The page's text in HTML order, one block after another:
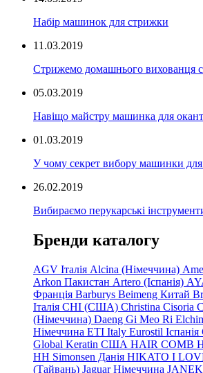
Набір машинок для стрижки
11.03.2019
Стрижемо домашнього вихованця
05.03.2019
Навіщо майстру машинка для
01.03.2019
У чому секрет вибору машинки
26.02.2019
Вибираємо перукарські
Бренди каталогу
AGV Італія Alcina (Німеччина)
Arkon Пакистан Artero (Іспанія)
Франція Barburys Beimeng Китай
Італія CHI (США) Christina Cisoria
(Німеччина) Daeng Gi Meo Ri
Німеччина ETI Italy Eurostil Іспанія
Global Keratin США HAIR COMB
HH Simonsen Данія HIKATO I
(Тайвань) Jaguar Німеччина